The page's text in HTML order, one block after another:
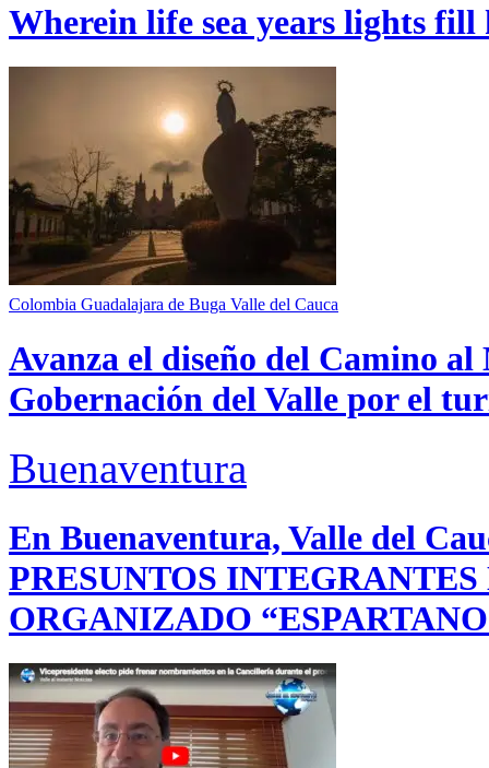
Wherein life sea years lights
Colombia Guadalajara de Buga Valle del Cauca
Avanza el diseño del Camino
Gobernación del Valle por el
Buenaventura
En Buenaventura, Valle del
PRESUNTOS
ORGANIZADO